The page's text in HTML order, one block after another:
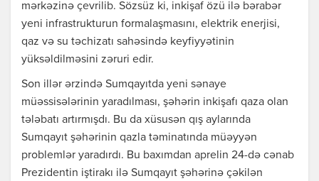
mərkəzinə çevrilib. Sözsüz ki, inkişaf özü ilə bərabər
yeni infrastrukturun formalaşmasını, elektrik enerjisi,
qaz və su təchizatı sahəsində keyfiyyətinin
yüksəldilməsini zəruri edir.
Son illər ərzində Sumqayıtda yeni sənaye
müəssisələrinin yaradılması, şəhərin inkişafı qaza olan
tələbatı artırmışdı. Bu da xüsusən qış aylarında
Sumqayıt şəhərinin qazla təminatında müəyyən
problemlər yaradırdı. Bu baxımdan aprelin 24-də cənab
Prezidentin iştirakı ilə Sumqayıt şəhərinə çəkilən